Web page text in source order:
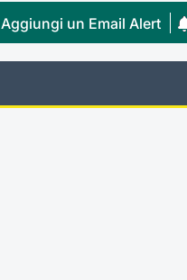
Aggiungi un Email Alert